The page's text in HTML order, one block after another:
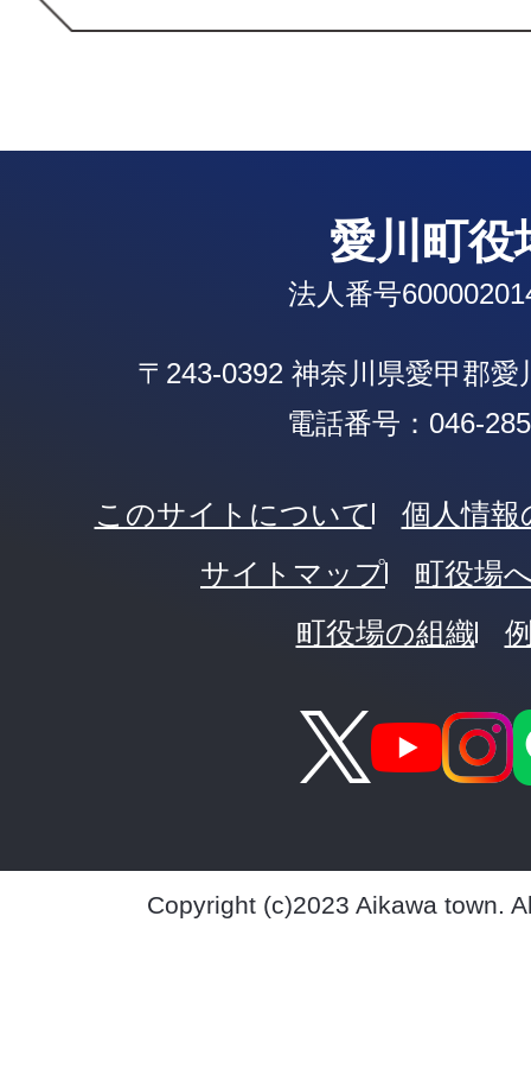
愛川町役
法人番号
〒243-0392 神奈川県愛甲郡愛
電話番号：046-
このサイトについて
個人情
サイトマップ
町役場
町役場の組織
Copyright (c)2023 Aikawa town.